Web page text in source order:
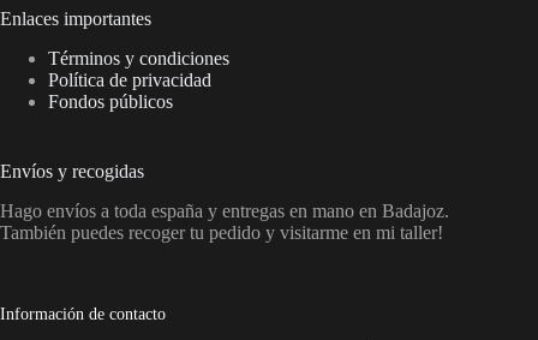
Enlaces importantes
Términos y condiciones
Política de privacidad
Fondos públicos
Envíos y recogidas
Hago envíos a toda españa y entregas en mano en Badajoz.
También puedes recoger tu pedido y visitarme en mi taller!
Información de contacto